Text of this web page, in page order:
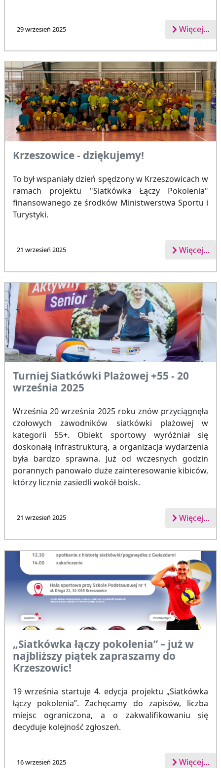
29 wrzesień 2025 Więcej…
Krzeszowice - dziękujemy!
To był wspaniały dzień spędzony w Krzeszowicach w
ramach projektu "Siatkówka Łączy Pokolenia"
finansowanego ze środków Ministwerstwa Sportu i
Turystyki.
21 wrzesień 2025 Więcej…
Turniej Siatkówki Plażowej +55 - 20
września 2025
Września 20 września 2025 roku znów przyciągnęła
czołowych zawodników siatkówki plażowej w
kategorii 55+. Obiekt sportowy wyróżniał się
doskonałą infrastrukturą, a organizacja wydarzenia
była bardzo sprawna. Już od wczesnych godzin
porannych panowało duże zainteresowanie kibiców,
którzy licznie zasiedli wokół boisk.
21 wrzesień 2025 Więcej…
„Siatkówka łączy pokolenia” – już w
najbliższy piątek zapraszamy do
Krzeszowic!
19 września startuje 4. edycja projektu „Siatkówka
łączy pokolenia”. Zachęcamy do zapisów, liczba
miejsc ograniczona, a o zakwalifikowaniu się
decyduje kolejność zgłoszeń.
16 wrzesień 2025 Więcej…